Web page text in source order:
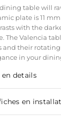
table will
plate is 11
with the
The Valencia
and their
in your
details
en